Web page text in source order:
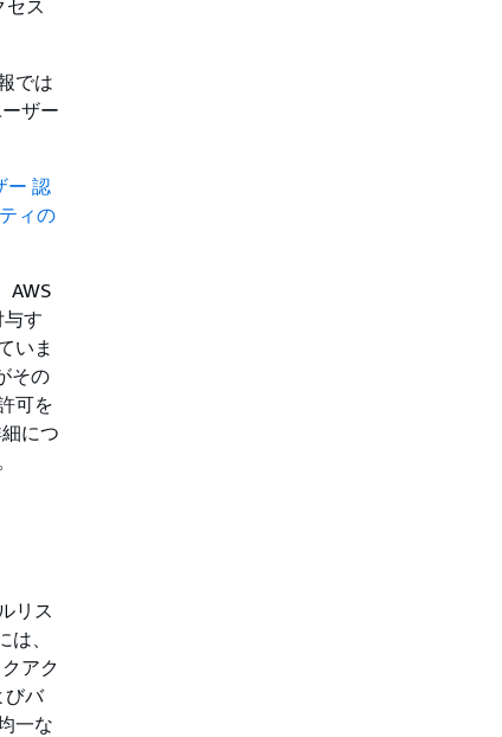
セス
では
ザー
ー 認
ィの
AWS
す
いま
その
可を
につ
リス
、
アク
びバ
一な